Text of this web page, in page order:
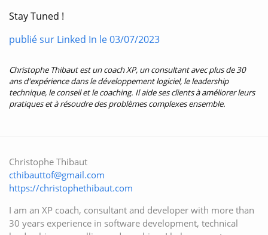
Stay Tuned !
publié sur Linked In le 03/07/2023
Christophe Thibaut est un coach XP, un consultant avec plus de 30
ans d'expérience dans le développement logiciel, le leadership
technique, le conseil et le coaching. Il aide ses clients à améliorer leurs
pratiques et à résoudre des problèmes complexes ensemble.
Christophe Thibaut
cthibauttof@gmail.com
https://christophethibaut.com
I am an XP coach, consultant and developer with more than
30 years experience in software development, technical